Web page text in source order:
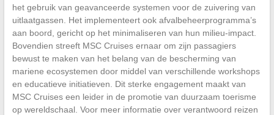
het gebruik van geavanceerde systemen voor de zuivering van
uitlaatgassen. Het implementeert ook afvalbeheerprogramma’s
aan boord, gericht op het minimaliseren van hun milieu-impact.
Bovendien streeft MSC Cruises ernaar om zijn passagiers
bewust te maken van het belang van de bescherming van
mariene ecosystemen door middel van verschillende workshops
en educatieve initiatieven. Dit sterke engagement maakt van
MSC Cruises een leider in de promotie van duurzaam toerisme
op wereldschaal. Voor meer informatie over verantwoord reizen